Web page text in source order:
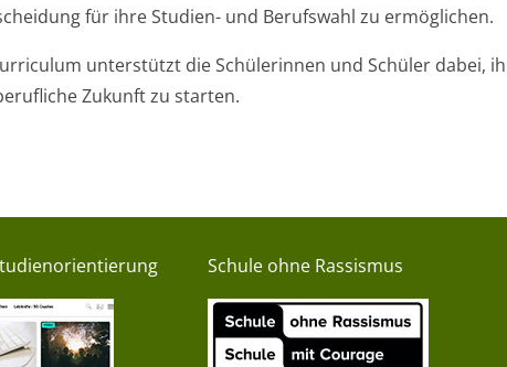
für ihre Studien- und Berufswahl zu ermöglichen.
unterstützt die Schülerinnen und Schüler dabei,
Zukunft zu starten.
Schule ohne Rassismus